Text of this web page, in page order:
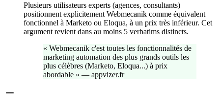
Plusieurs utilisateurs experts (agences, consultants)
positionnent explicitement Webmecanik comme équivalent
fonctionnel à Marketo ou Eloqua, à un prix très inférieur. Cet
argument revient dans au moins 5 verbatims distincts.
« Webmecanik c'est toutes les fonctionnalités de
marketing automation des plus grands outils les
plus célèbres (Marketo, Eloqua...) à prix
abordable » — appvizer.fr